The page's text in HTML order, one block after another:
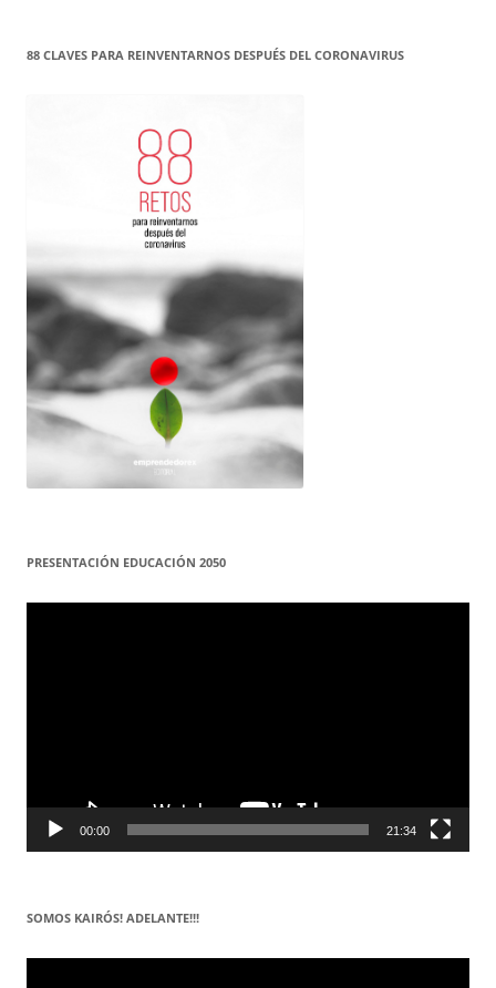
88 CLAVES PARA REINVENTARNOS DESPUÉS DEL CORONAVIRUS
PRESENTACIÓN EDUCACIÓN 2050
Reproductor
00:00 21:34
SOMOS KAIRÓS! ADELANTE!!!
Reproductor